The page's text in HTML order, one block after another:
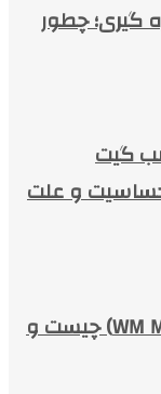
گیری؛ چطور
گیت
و علت
بروکر دبلیو ام مارکتس (WM Markets) چیست و